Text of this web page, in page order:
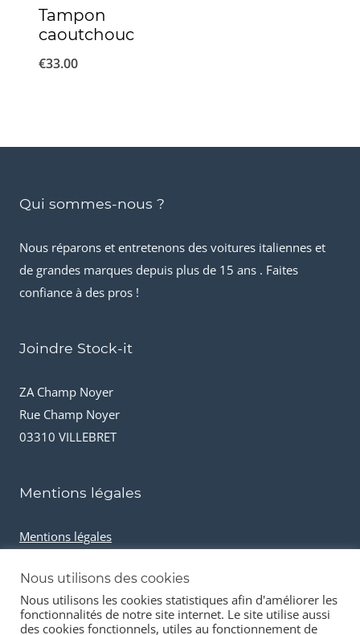
Tampon
caoutchouc
€33.00
Qui sommes-nous ?
Nous réparons et entretenons des voitures italiennes et
de grandes marques depuis plus de 15 ans . Faites
confiance à des pros !
Joindre Stock-it
ZA Champ Noyer
Rue Champ Noyer
03310 VILLEBRET
Mentions légales
Mentions légales
Cookies et données personnelles
Nous utilisons des cookies
Nous utilisons les cookies statistiques afin d'améliorer les
fonctionnalités de notre site internet. Le site utilise aussi
des cookies fonctionnels, utiles au fonctionnement de